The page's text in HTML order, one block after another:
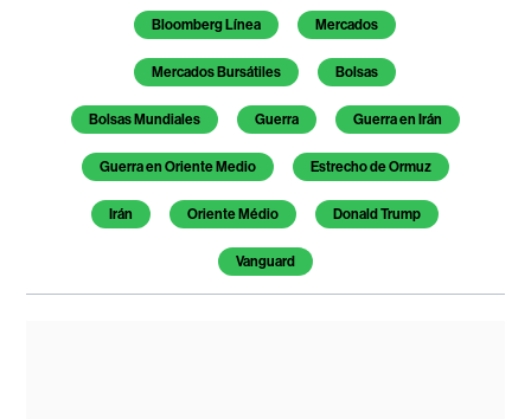
Bloomberg Línea Mercados
Mercados Bursátiles Bolsas
Bolsas Mundiales Guerra Guerra en Irán
Guerra en Oriente Medio Estrecho de Ormuz
Irán Oriente Médio Donald Trump
Vanguard